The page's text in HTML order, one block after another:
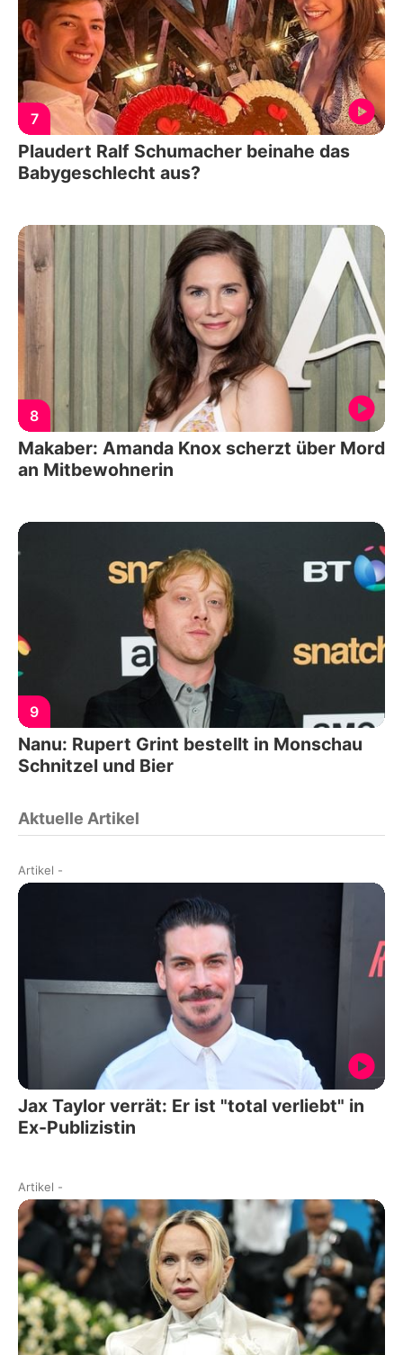
7
Plaudert Ralf Schumacher beinahe das
Babygeschlecht aus?
8
Makaber: Amanda Knox scherzt über Mord
an Mitbewohnerin
9
Nanu: Rupert Grint bestellt in Monschau
Schnitzel und Bier
Aktuelle Artikel
Artikel -
Jax Taylor verrät: Er ist "total verliebt" in
Ex-Publizistin
Artikel -